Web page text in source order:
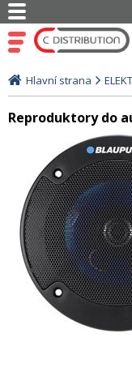
Hlavní strana
Reproduktory do